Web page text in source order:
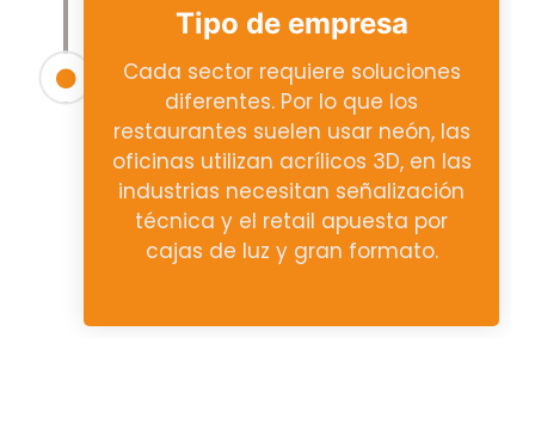
Tipo de empresa
Cada sector requiere soluciones
diferentes. Por lo que los
restaurantes suelen usar neón, las
oficinas utilizan acrílicos 3D, en las
industrias necesitan señalización
técnica y el retail apuesta por
cajas de luz y gran formato.